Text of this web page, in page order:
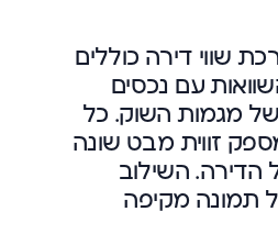
שווי דירה כוללים
עם נכסים
של מגמות השוק. כל
זווית מבט שונה
השילוב
תמונה מקיפה